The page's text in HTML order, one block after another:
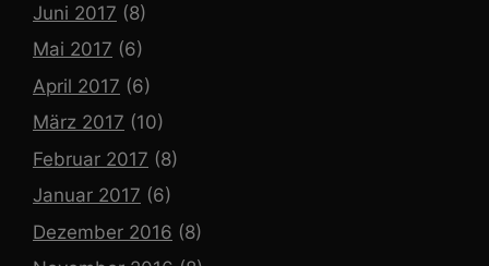
Juni 2017 (8)
Mai 2017 (6)
April 2017 (6)
März 2017 (10)
Februar 2017 (8)
Januar 2017 (6)
Dezember 2016 (8)